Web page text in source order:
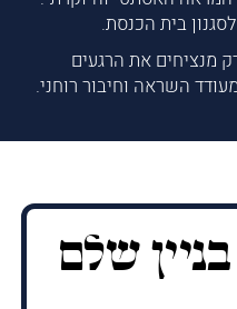
בית הכנסת.
מנציחים את הרגעים
השראה וחיבור רוחני.
שלם